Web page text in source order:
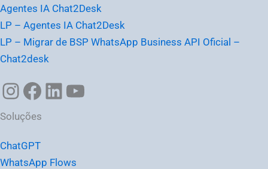
Agentes IA Chat2Desk
LP – Agentes IA Chat2Desk
LP – Migrar de BSP WhatsApp Business API Oficial –
Chat2desk
Soluções
ChatGPT
WhatsApp Flows